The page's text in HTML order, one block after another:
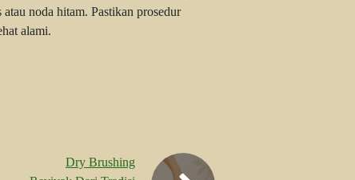
noda hitam. Pastikan prosedur
alami.
Dry Brushing